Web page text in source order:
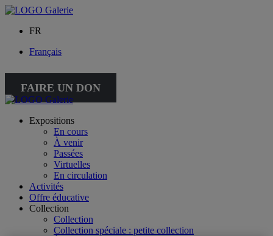
FR
Français
FAIRE UN DON
Expositions
En cours
À venir
Passées
Virtuelles
En circulation
Activités
Offre éducative
Collection
Collection
Collection spéciale : petite collection